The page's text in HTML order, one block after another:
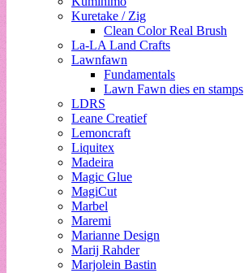
Kuretake / Zig
Clean Color Real Brush
La-LA Land Crafts
Lawnfawn
Fundamentals
Lawn Fawn dies en stamps
LDRS
Leane Creatief
Lemoncraft
Liquitex
Madeira
Magic Glue
MagiCut
Marbel
Maremi
Marianne Design
Marij Rahder
Marjolein Bastin